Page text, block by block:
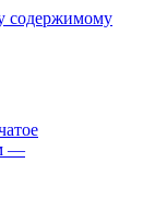
содержимому